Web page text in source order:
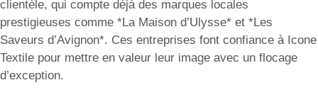
clientèle, qui compte déjà des marques locales
prestigieuses comme *La Maison d’Ulysse* et *Les
Saveurs d’Avignon*. Ces entreprises font confiance à Icone
Textile pour mettre en valeur leur image avec un flocage
d’exception.